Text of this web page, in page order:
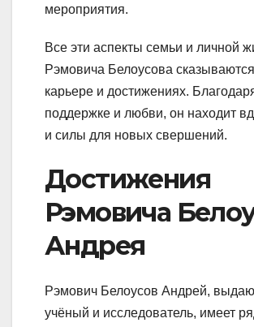
мероприятия.
Все эти аспекты семьи и личной
Рэмовича Белоусова
карьере и достижениях.
поддержке и любви, он находит
и силы для новых свершений.
Достижения
Рэмовича
Андрея
Рэмович Белоусов Андрей,
учёный и исследователь, имеет